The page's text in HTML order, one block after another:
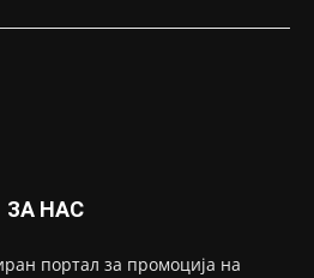
ЗА НАС
портал за промоција на